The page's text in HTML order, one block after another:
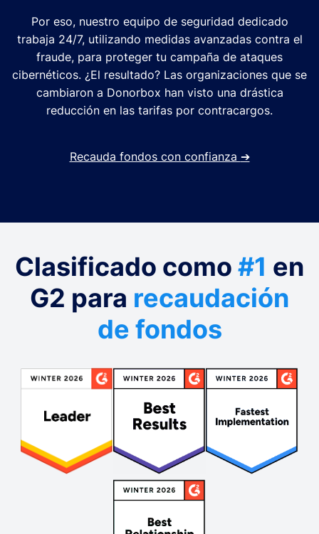
Por eso, nuestro equipo de seguridad dedicado
trabaja 24/7, utilizando medidas avanzadas contra el
fraude, para proteger tu campaña de ataques
cibernéticos. ¿El resultado? Las organizaciones que se
cambiaron a Donorbox han visto una drástica
reducción en las tarifas por contracargos.
Recauda fondos con confianza ➔
Clasificado como #1 en
G2 para recaudación
de fondos